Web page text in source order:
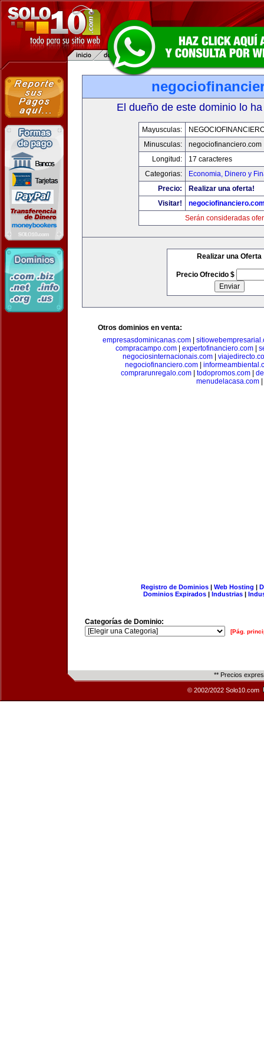
El dueño de este dominio lo
Mayusculas:
Minusculas:
negociofinanciero.com
Longitud:
17 caracteres
Categorias:
Economia, Dinero y
Precio:
Realizar una oferta!
Visitar!
Serán consideradas
Realizar una Oferta
Precio Ofrecido $
Otros dominios en venta:
empresasdominicanas.com|
compracampo.com| expertofinanciero.com|
negociosinternacionais.com
negociofinanciero.com
comprarunregalo.com| todopromos.com|
menudelacasa.com|
Registro de Dominios| Web Hosting |
Dominios Expirados | Industrias |
Categorías de Dominio:
[Pág.
** Precios
© 2002/2022 Solo10.com